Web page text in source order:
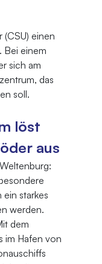
(CSU) einen
Bei einem
sich am
das
soll.
löst
aus
starkes
werden.
dem
im Hafen von